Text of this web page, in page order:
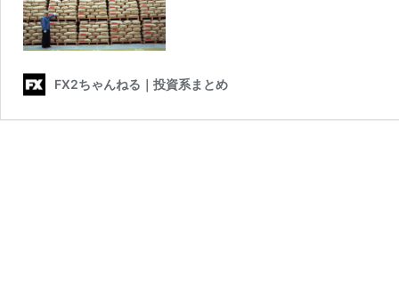
FX2ちゃんねる｜投資系まとめ